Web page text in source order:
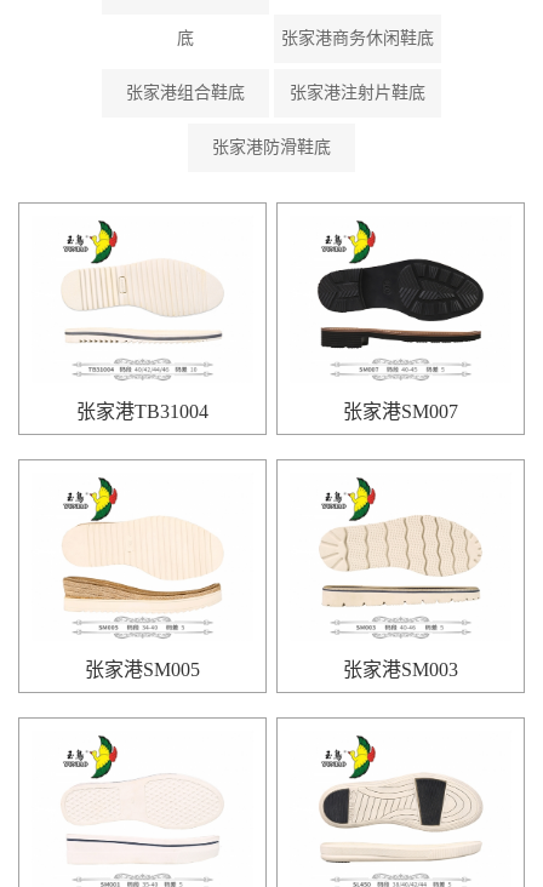
底 张家港商务休闲鞋底
张家港组合鞋底 张家港注射片鞋底
张家港防滑鞋底
张家港TB31004 张家港SM007
张家港SM005 张家港SM003